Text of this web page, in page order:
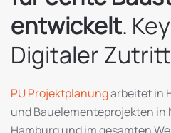
entwickelt.
Digitaler Zutritt
PU Projektplanungarbeitet in
und Bauelementeprojekten in